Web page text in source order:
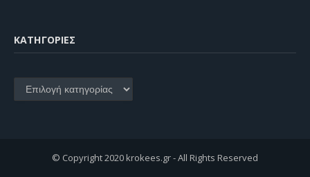
KΑΤΗΓΟΡΊΕΣ
Kατηγορίες
© Copyright 2020 krokees.gr - All Rights Reserved